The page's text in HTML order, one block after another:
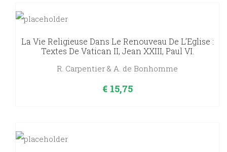
La Vie Religieuse Dans Le Renouveau De L’Eglise :
Textes De Vatican II, Jean XXIII, Paul VI.
R. Carpentier & A. de Bonhomme
€15,75